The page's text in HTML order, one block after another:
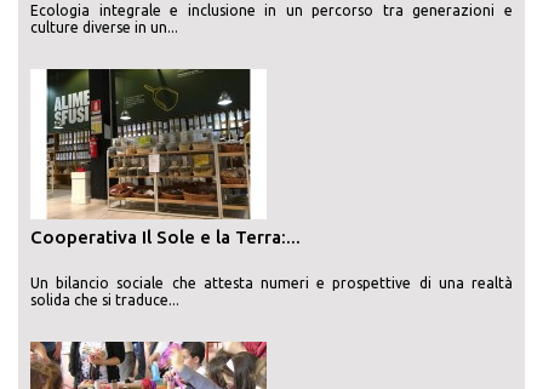
Ecologia integrale e inclusione in un percorso tra generazioni e
culture diverse in un...
Cooperativa Il Sole e la Terra:...
Un bilancio sociale che attesta numeri e prospettive di una realtà
solida che si traduce...